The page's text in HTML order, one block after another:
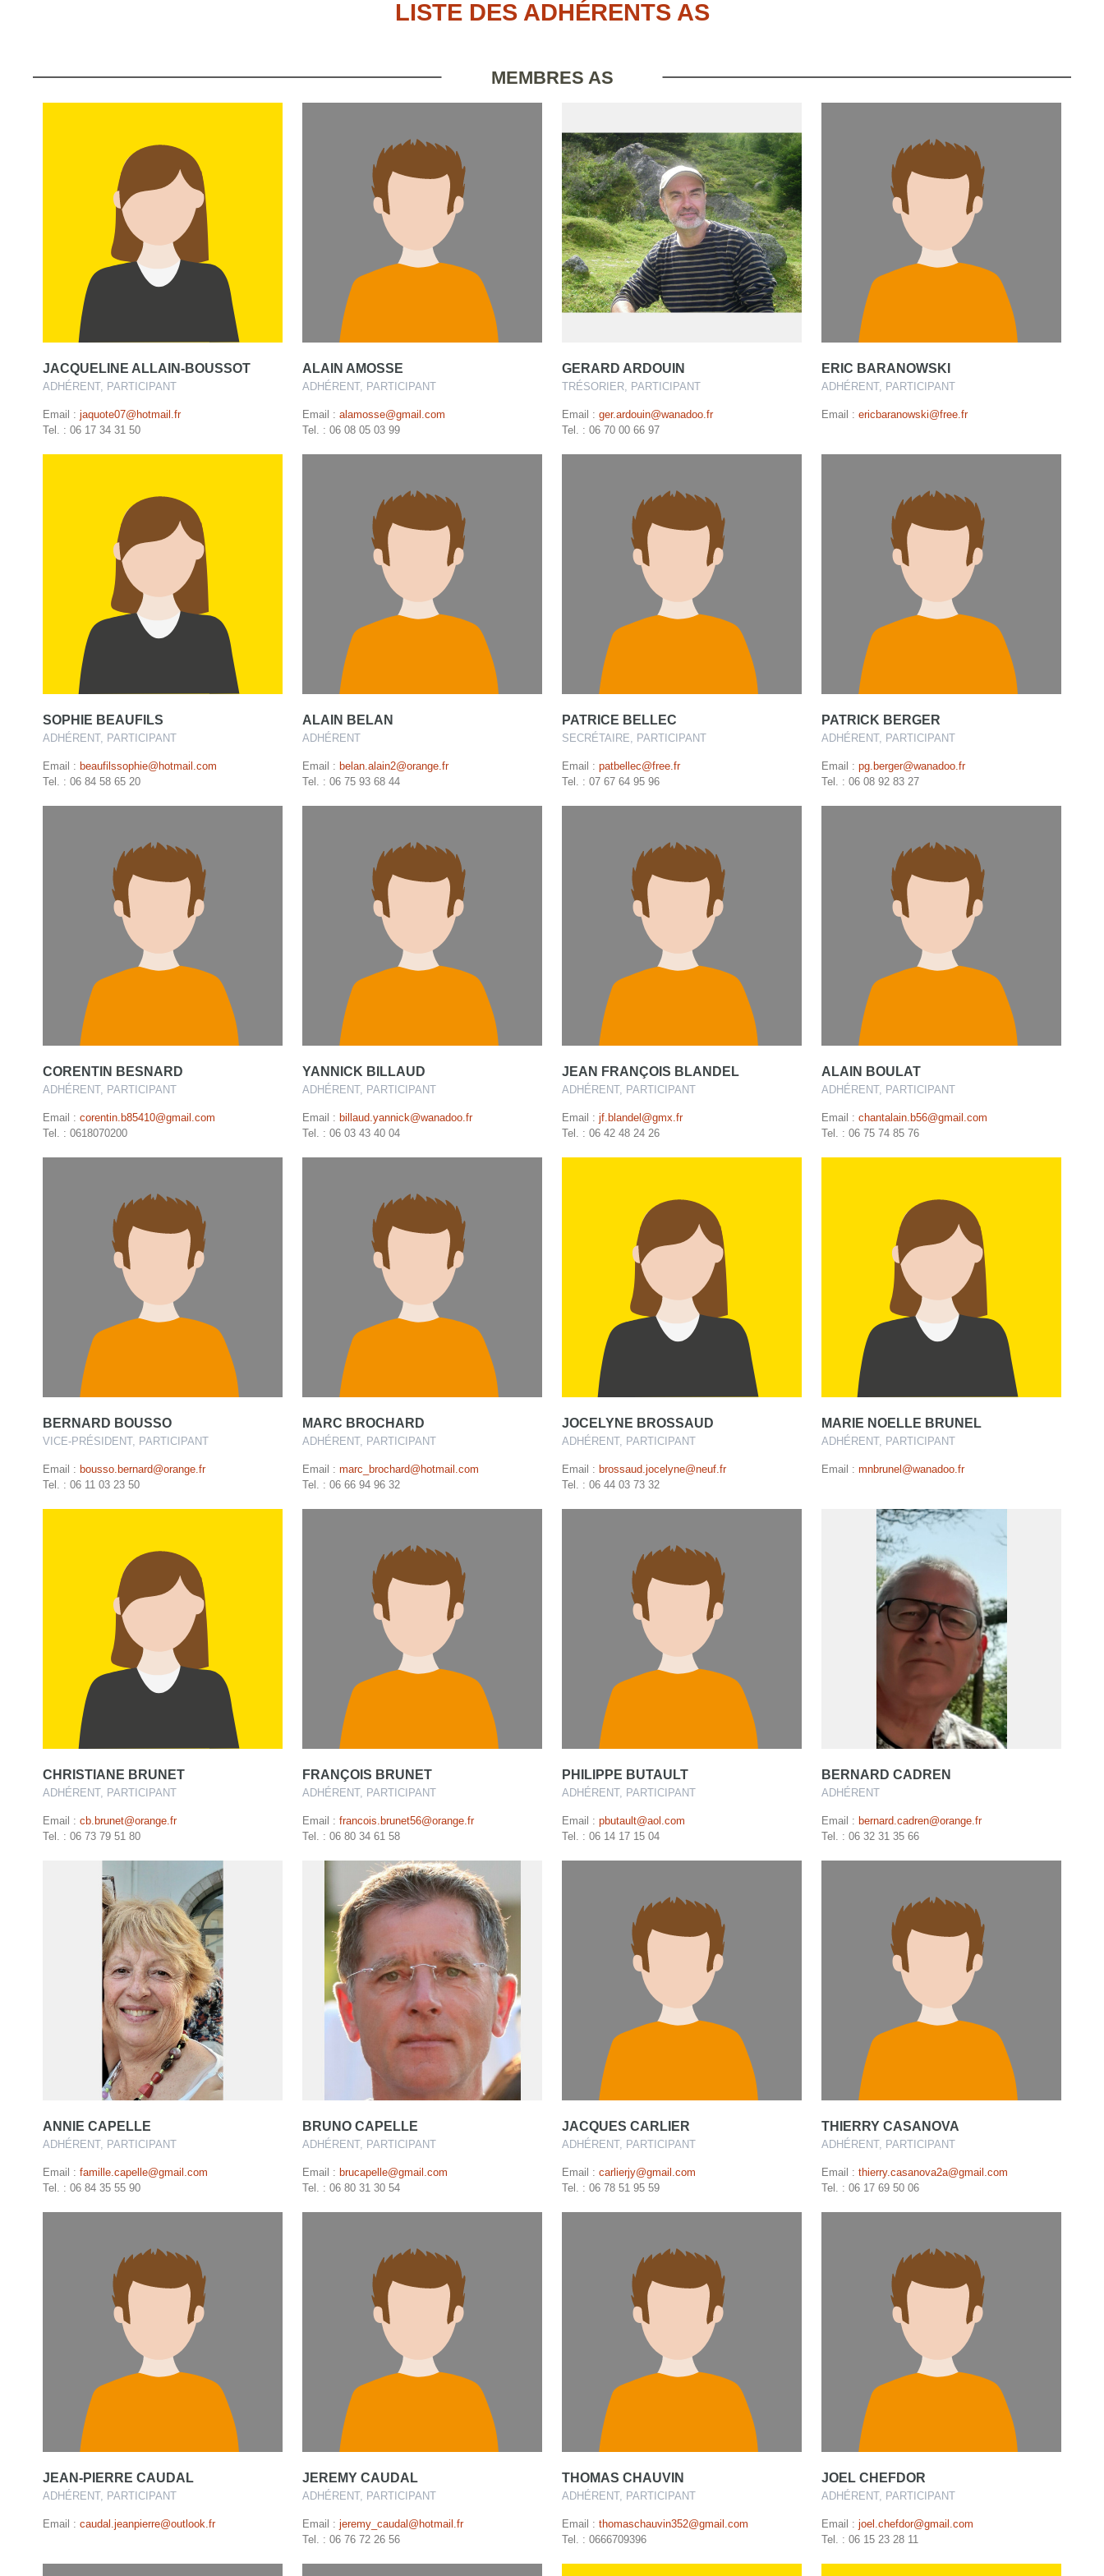
LISTE DES ADHÉRENTS AS
MEMBRES AS
JACQUELINE ALLAIN-BOUSSOT
ADHÉRENT, PARTICIPANT
Email : jaquote07@hotmail.fr
Tel. : 06 17 34 31 50
ALAIN AMOSSE
ADHÉRENT, PARTICIPANT
Email : alamosse@gmail.com
Tel. : 06 08 05 03 99
GERARD ARDOUIN
TRÉSORIER, PARTICIPANT
Email : ger.ardouin@wanadoo.fr
Tel. : 06 70 00 66 97
ERIC BARANOWSKI
ADHÉRENT, PARTICIPANT
Email : ericbaranowski@free.fr
SOPHIE BEAUFILS
ADHÉRENT, PARTICIPANT
Email : beaufilssophie@hotmail.com
Tel. : 06 84 58 65 20
ALAIN BELAN
ADHÉRENT
Email : belan.alain2@orange.fr
Tel. : 06 75 93 68 44
PATRICE BELLEC
SECRÉTAIRE, PARTICIPANT
Email : patbellec@free.fr
Tel. : 07 67 64 95 96
PATRICK BERGER
ADHÉRENT, PARTICIPANT
Email : pg.berger@wanadoo.fr
Tel. : 06 08 92 83 27
CORENTIN BESNARD
ADHÉRENT, PARTICIPANT
Email : corentin.b85410@gmail.com
Tel. : 0618070200
YANNICK BILLAUD
ADHÉRENT, PARTICIPANT
Email : billaud.yannick@wanadoo.fr
Tel. : 06 03 43 40 04
JEAN FRANÇOIS BLANDEL
ADHÉRENT, PARTICIPANT
Email : jf.blandel@gmx.fr
Tel. : 06 42 48 24 26
ALAIN BOULAT
ADHÉRENT, PARTICIPANT
Email : chantalain.b56@gmail.com
Tel. : 06 75 74 85 76
BERNARD BOUSSO
VICE-PRÉSIDENT, PARTICIPANT
Email : bousso.bernard@orange.fr
Tel. : 06 11 03 23 50
MARC BROCHARD
ADHÉRENT, PARTICIPANT
Email : marc_brochard@hotmail.com
Tel. : 06 66 94 96 32
JOCELYNE BROSSAUD
ADHÉRENT, PARTICIPANT
Email : brossaud.jocelyne@neuf.fr
Tel. : 06 44 03 73 32
MARIE NOELLE BRUNEL
ADHÉRENT, PARTICIPANT
Email : mnbrunel@wanadoo.fr
CHRISTIANE BRUNET
ADHÉRENT, PARTICIPANT
Email : cb.brunet@orange.fr
Tel. : 06 73 79 51 80
FRANÇOIS BRUNET
ADHÉRENT, PARTICIPANT
Email : francois.brunet56@orange.fr
Tel. : 06 80 34 61 58
PHILIPPE BUTAULT
ADHÉRENT, PARTICIPANT
Email : pbutault@aol.com
Tel. : 06 14 17 15 04
BERNARD CADREN
ADHÉRENT
Email : bernard.cadren@orange.fr
Tel. : 06 32 31 35 66
ANNIE CAPELLE
ADHÉRENT, PARTICIPANT
Email : famille.capelle@gmail.com
Tel. : 06 84 35 55 90
BRUNO CAPELLE
ADHÉRENT, PARTICIPANT
Email : brucapelle@gmail.com
Tel. : 06 80 31 30 54
JACQUES CARLIER
ADHÉRENT, PARTICIPANT
Email : carlierjy@gmail.com
Tel. : 06 78 51 95 59
THIERRY CASANOVA
ADHÉRENT, PARTICIPANT
Email : thierry.casanova2a@gmail.com
Tel. : 06 17 69 50 06
JEAN-PIERRE CAUDAL
ADHÉRENT, PARTICIPANT
Email : caudal.jeanpierre@outlook.fr
JEREMY CAUDAL
ADHÉRENT, PARTICIPANT
Email : jeremy_caudal@hotmail.fr
Tel. : 06 76 72 26 56
THOMAS CHAUVIN
ADHÉRENT, PARTICIPANT
Email : thomaschauvin352@gmail.com
Tel. : 0666709396
JOEL CHEFDOR
ADHÉRENT, PARTICIPANT
Email : joel.chefdor@gmail.com
Tel. : 06 15 23 28 11